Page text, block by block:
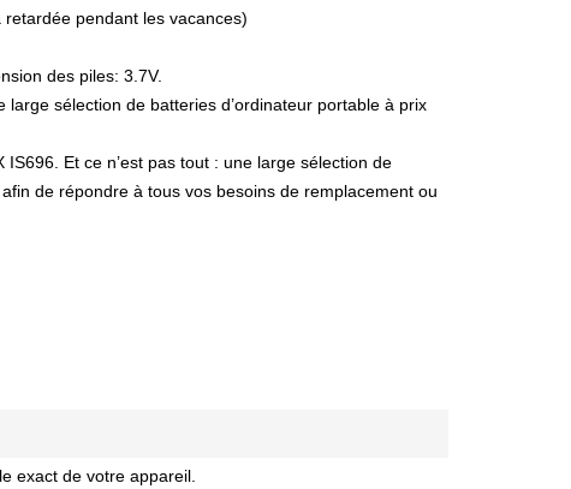
pendant les vacances)
des piles: 3.7V.
sélection de batteries d’ordinateur portable à prix
Et ce n’est pas tout : une large sélection de
de répondre à tous vos besoins de remplacement ou
exact de votre appareil.